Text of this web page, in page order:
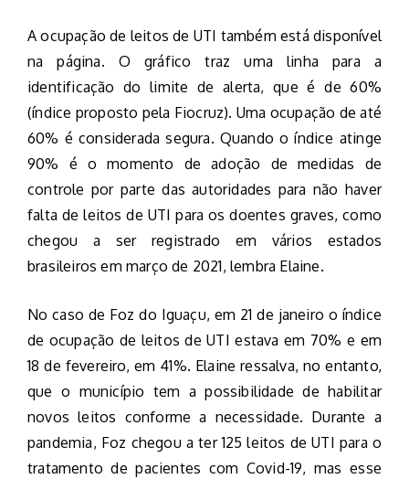
A ocupação de leitos de UTI também está disponível
na página. O gráfico traz uma linha para a
identificação do limite de alerta, que é de 60%
(índice proposto pela Fiocruz). Uma ocupação de até
60% é considerada segura. Quando o índice atinge
90% é o momento de adoção de medidas de
controle por parte das autoridades para não haver
falta de leitos de UTI para os doentes graves, como
chegou a ser registrado em vários estados
brasileiros em março de 2021, lembra Elaine.
No caso de Foz do Iguaçu, em 21 de janeiro o índice
de ocupação de leitos de UTI estava em 70% e em
18 de fevereiro, em 41%. Elaine ressalva, no entanto,
que o município tem a possibilidade de habilitar
novos leitos conforme a necessidade. Durante a
pandemia, Foz chegou a ter 125 leitos de UTI para o
tratamento de pacientes com Covid-19, mas esse